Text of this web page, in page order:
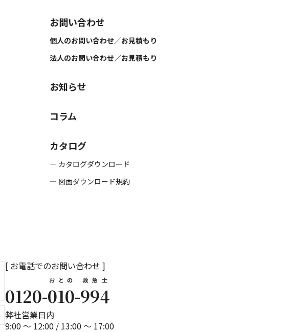
[ お電話でのお問い合わせ ]
0120-010
おとの
-994
救急士
弊社営業日内
9:00 ～ 12:00 / 13:00 ～ 17:00
お問い合わせ
個人のお問い合わせ／お見積もり
法人のお問い合わせ／お見積もり
お知らせ
コラム
カタログ
― カタログダウンロード
― 図面ダウンロード規約